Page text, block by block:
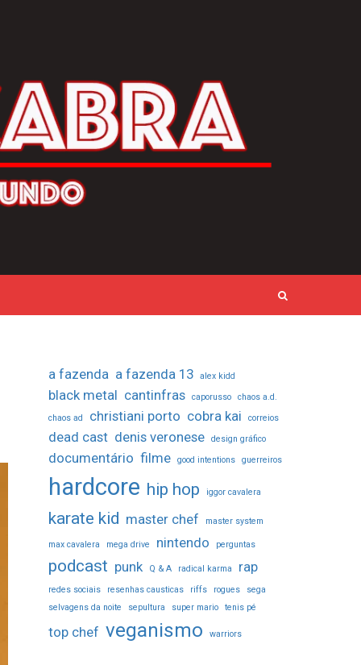
a fazenda a fazenda 13 alex kidd
black metal cantinfras caporusso
chaos a.d.
chaos ad
christiani porto cobra kai correios
dead cast denis veronese design gráfico
documentário filme good intentions guerreiros
hardcore hip hop iggor cavalera
karate kid master chef master system
max cavalera mega drive nintendo perguntas
podcast punk Q & A radical karma rap
redes sociais resenhas causticas riffs rogues
sega
selvagens da noite
sepultura super mario tenis pé
top chef veganismo warriors